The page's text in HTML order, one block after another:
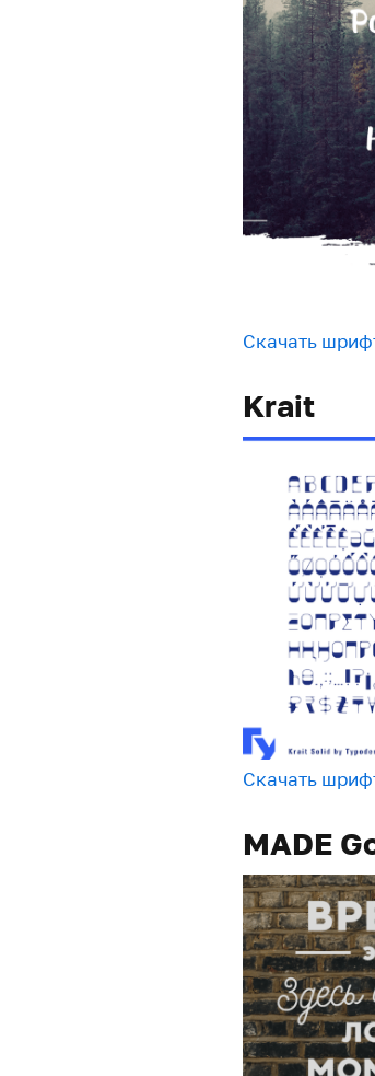
Скачать
Krait
Скачать
MADE